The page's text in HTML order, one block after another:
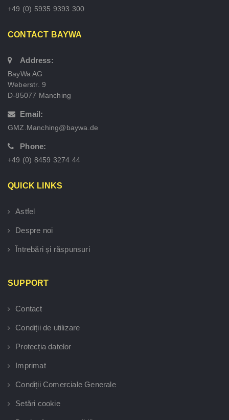
+49 (0) 5935 9393 300
CONTACT BAYWA
Address:
BayWa AG
Weberstr. 9
D-85077 Manching
Email:
GMZ.Manching@baywa.de
Phone:
+49 (0) 8459 3274 44
QUICK LINKS
Astfel
Despre noi
Întrebări și răspunsuri
SUPPORT
Contact
Condiții de utilizare
Protecția datelor
Imprimat
Condiții Comerciale Generale
Setări cookie